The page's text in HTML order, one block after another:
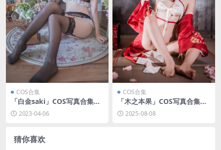
COS合集
「白金saki」COS写真合集
[持续更新]
2023-04-06
COS合集
「木之本果」COS写真合集
[持续更新]
2025-08-08
猜你喜欢